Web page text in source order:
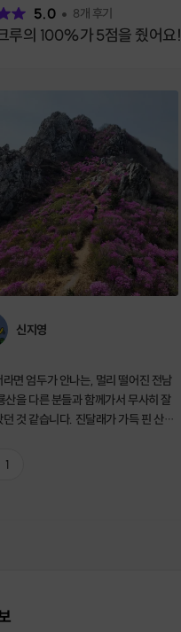
5.0 8개 후기
루의 100%가 5점을 줬어요!
신지영
면 엄두가 안나는, 멀리 떨어진 전남
산을 다른 분들과 함께가서 무사히 잘
던 것 같습니다. 진달래가 가득 핀 산이
뒤 대원들 덕분에 잘 지나갈 수 있었어
1